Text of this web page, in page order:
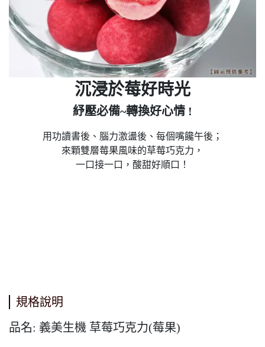
沉浸於莓好時光
紓壓必備~轉換好心情 !
用功讀書後、腦力激盪後、每個嘴饞午後；
來顆雙層莓果風味的草莓巧克力，
一口接一口，酸甜好順口！
規格說明
品名: 義美生機 草莓巧克力(莓果)